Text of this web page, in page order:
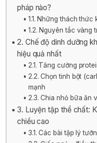
pháp nào?
1.1. Những thách
1.2. Nguyên tắc vàng
2. Chế độ dinh dưỡng
hiệu quả nhất
2.1. Tăng cường
2.2. Chọn tinh bột
mạnh
2.3. Chia nhỏ bữa ăn
3. Luyện tập thể chất:
chiều cao
3.1. Các bài tập lý